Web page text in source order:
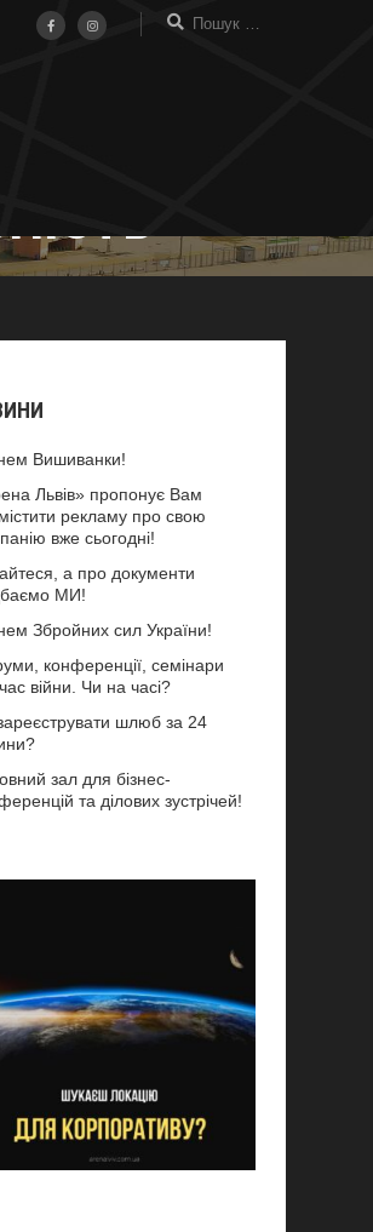
ПРО
Вишиванки!
Львів» пропонує Вам
рекламу про свою
вже сьогодні!
а про документи
МИ!
Збройних сил України!
конференції, семінари
війни. Чи на часі?
шлюб за 24
зал для бізнес-
та ділових зустрічей!